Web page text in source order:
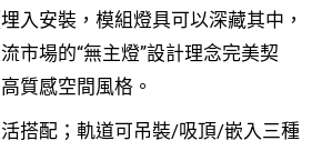
入安裝，模組燈具可以深藏其中，
市場的“無主燈”設計理念完美契
質感空間風格。
搭配；軌道可吊裝/吸頂/嵌入三種